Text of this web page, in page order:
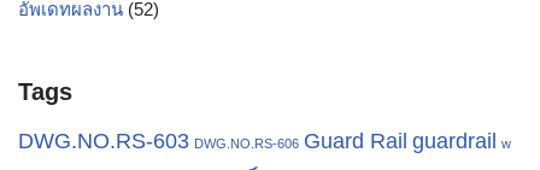
อัพเดทผลงาน (52)
Tags
DWG.NO.RS-603 DWG.NO.RS-606 Guard Rail guardrail w